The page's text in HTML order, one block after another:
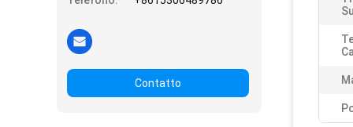
Contatto